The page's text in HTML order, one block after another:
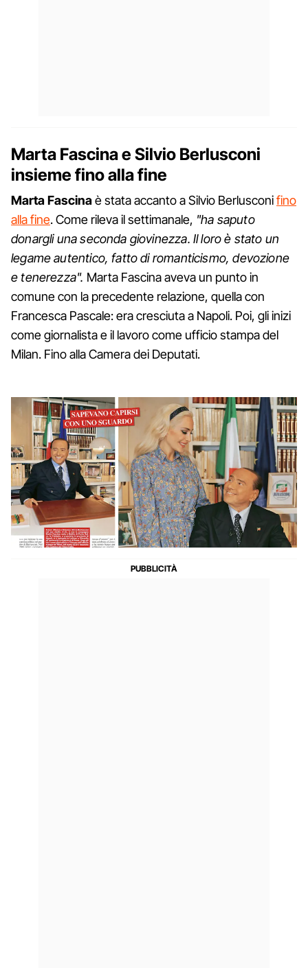
Marta Fascina e Silvio Berlusconi
insieme fino alla fine
MartaFascinaè stata accanto a Silvio Berlusconifino
alla fine. Come rileva il settimanale, "ha saputo
donargli una seconda giovinezza. Il loro è stato un
legame autentico, fatto di romanticismo, devozione
e tenerezza". Marta Fascina aveva un punto in
comune con la precedente relazione, quella con
Francesca Pascale: era cresciuta a Napoli. Poi, gli inizi
come giornalista e il lavoro come ufficio stampa del
Milan. Fino alla Camera dei Deputati.